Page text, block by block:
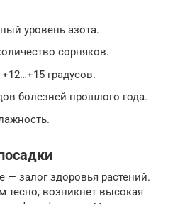
уровень азота.
сорняков.
градусов.
болезней прошлого года.
— залог здоровья растений.
тесно, возникнет высокая